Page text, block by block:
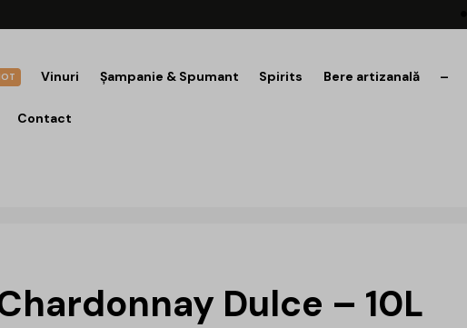
Vinuri Șampanie & Spumant Spirits Bere artizanală –
Contact
Dulce – 10L